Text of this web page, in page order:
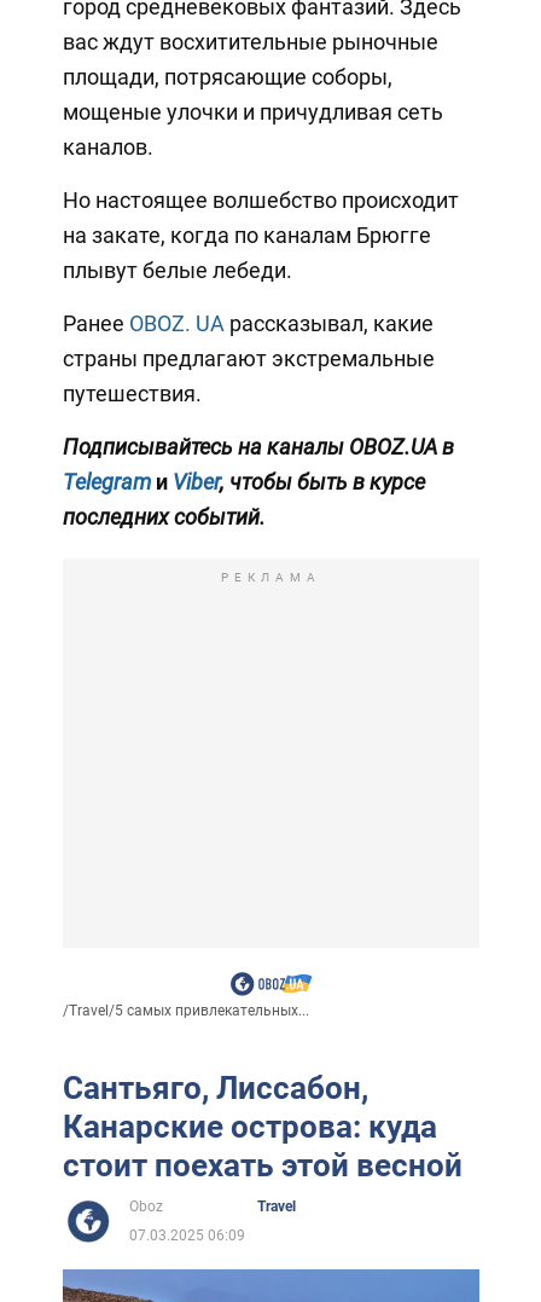
город средневековых фантазий. Здесь
вас ждут восхитительные рыночные
площади, потрясающие соборы,
мощеные улочки и причудливая сеть
каналов.
Но настоящее волшебство происходит
на закате, когда по каналам Брюгге
плывут белые лебеди.
Ранее OBOZ. UA рассказывал, какие
страны предлагают экстремальные
путешествия.
Подписывайтесь на каналы OBOZ.UA в
Telegram и Viber, чтобы быть в курсе
последних событий.
РЕКЛАМА
/Travel/5 самых привлекательных...
Сантьяго, Лиссабон,
Канарские острова: куда
стоит поехать этой весной
Oboz
Travel
07.03.2025 06:09